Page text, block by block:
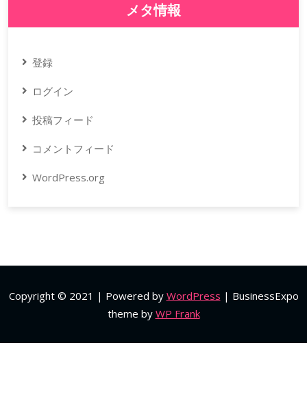
メタ情報
登録
ログイン
投稿フィード
コメントフィード
WordPress.org
Copyright © 2021 | Powered by WordPress | BusinessExpo
theme by WP Frank